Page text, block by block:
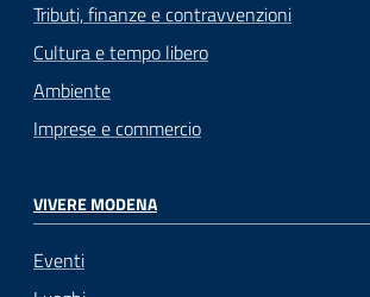
Tributi, finanze e contravvenzioni
Cultura e tempo libero
Ambiente
Imprese e commercio
VIVERE MODENA
Eventi